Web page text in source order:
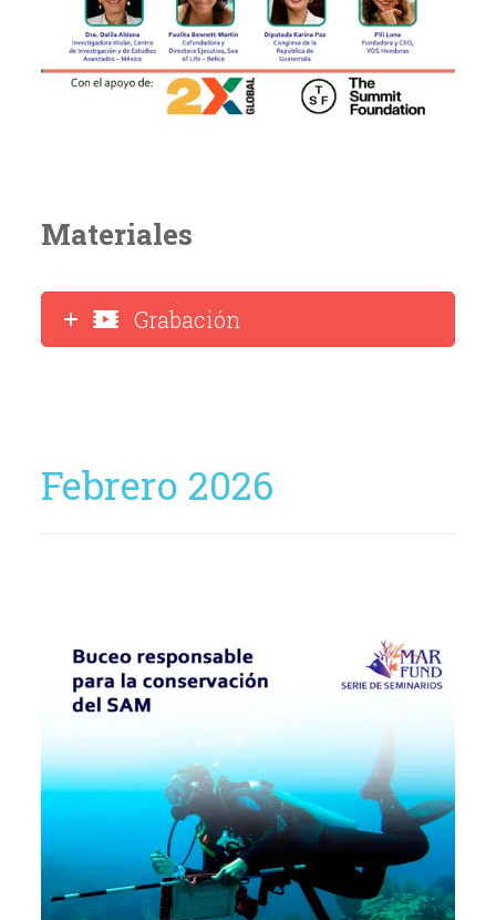
Materiales
Grabación
Febrero 2026